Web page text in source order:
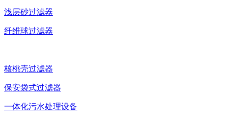
浅层砂过滤器
纤维球过滤器
核桃壳过滤器
保安袋式过滤器
一体化污水处理设备